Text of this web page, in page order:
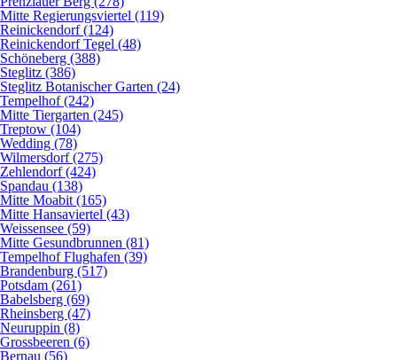
Mitte Regierungsviertel (119)
Reinickendorf (124)
Reinickendorf Tegel (48)
Schöneberg (388)
Steglitz (386)
Steglitz Botanischer Garten (24)
Tempelhof (242)
Mitte Tiergarten (245)
Treptow (104)
Wedding (78)
Wilmersdorf (275)
Zehlendorf (424)
Spandau (138)
Mitte Moabit (165)
Mitte Hansaviertel (43)
Weissensee (59)
Mitte Gesundbrunnen (81)
Tempelhof Flughafen (39)
Brandenburg (517)
Potsdam (261)
Babelsberg (69)
Rheinsberg (47)
Neuruppin (8)
Grossbeeren (6)
Bernau (56)